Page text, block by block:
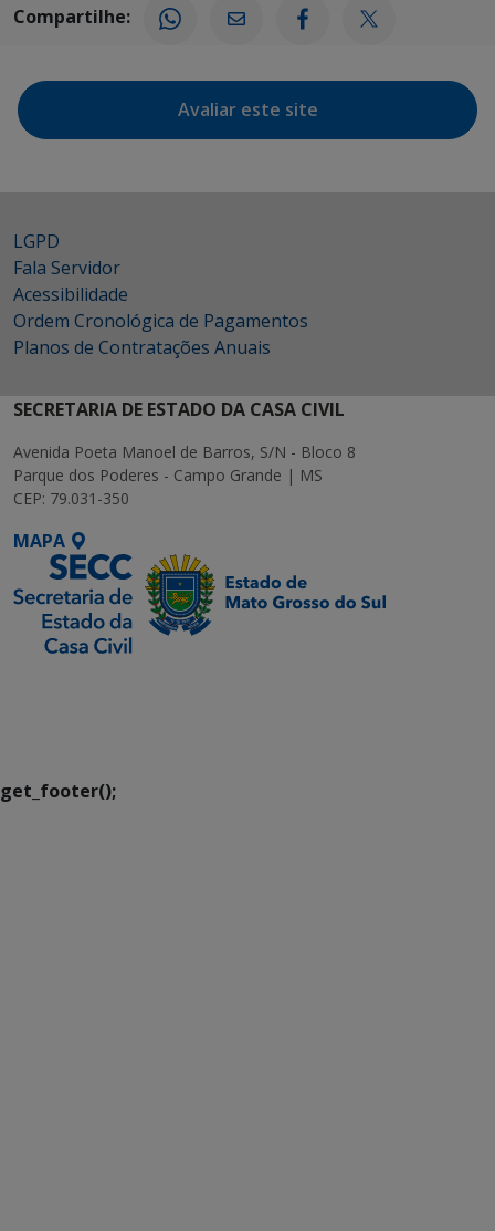
Compartilhe:
Avaliar este site
LGPD
Fala Servidor
Acessibilidade
Ordem Cronológica de Pagamentos
Planos de Contratações Anuais
SECRETARIA DE ESTADO DA CASA CIVIL
Avenida Poeta Manoel de Barros, S/N - Bloco 8
Parque dos Poderes - Campo Grande | MS
CEP: 79.031-350
MAPA
get_footer();